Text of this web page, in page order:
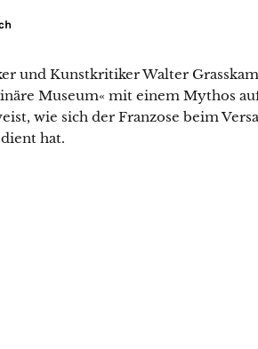
und Kunstkritiker Walter
Museum« mit einem Mythos
wie sich der Franzose beim
hat.